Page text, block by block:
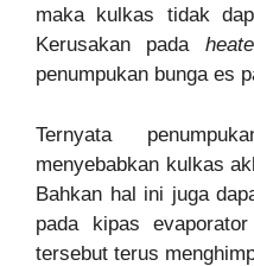
maka kulkas tidak
Kerusakan pada
penumpukan bunga es
Ternyata
menyebabkan kulkas
Bahkan hal ini juga
pada kipas
tersebut terus